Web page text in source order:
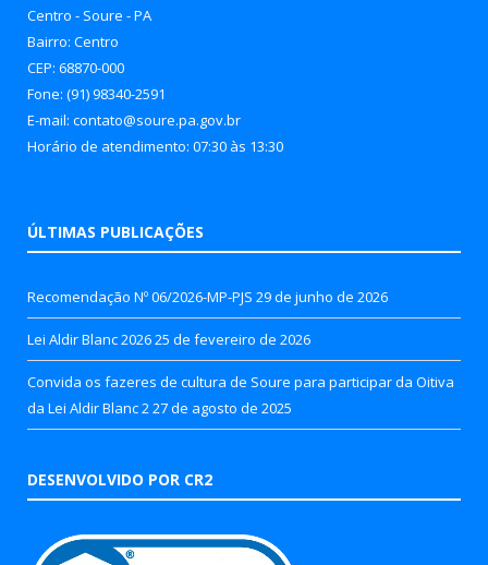
Centro - Soure - PA
Bairro: Centro
CEP: 68870-000
Fone: (91) 98340-2591
E-mail: contato@soure.pa.gov.br
Horário de atendimento: 07:30 às 13:30
ÚLTIMAS PUBLICAÇÕES
Recomendação Nº 06/2026-MP-PJS 29 de junho de 2026
Lei Aldir Blanc 202625 de fevereiro de 2026
Convida os fazeres de cultura de Soure para participar da Oitiva
da Lei Aldir Blanc 2 27 de agosto de 2025
DESENVOLVIDO POR CR2